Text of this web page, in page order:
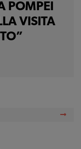
POMPEI
VISITA